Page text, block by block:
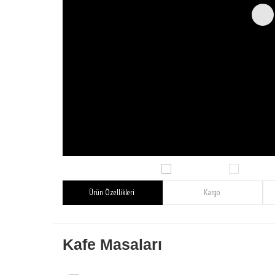
Ürün Özellikleri Kargo
Kafe Masaları